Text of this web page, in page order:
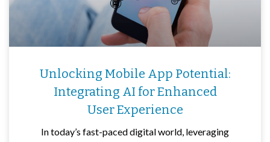
Unlocking Mobile App Potential:
Integrating AI for Enhanced
User Experience
In today’s fast-paced digital world, leveraging